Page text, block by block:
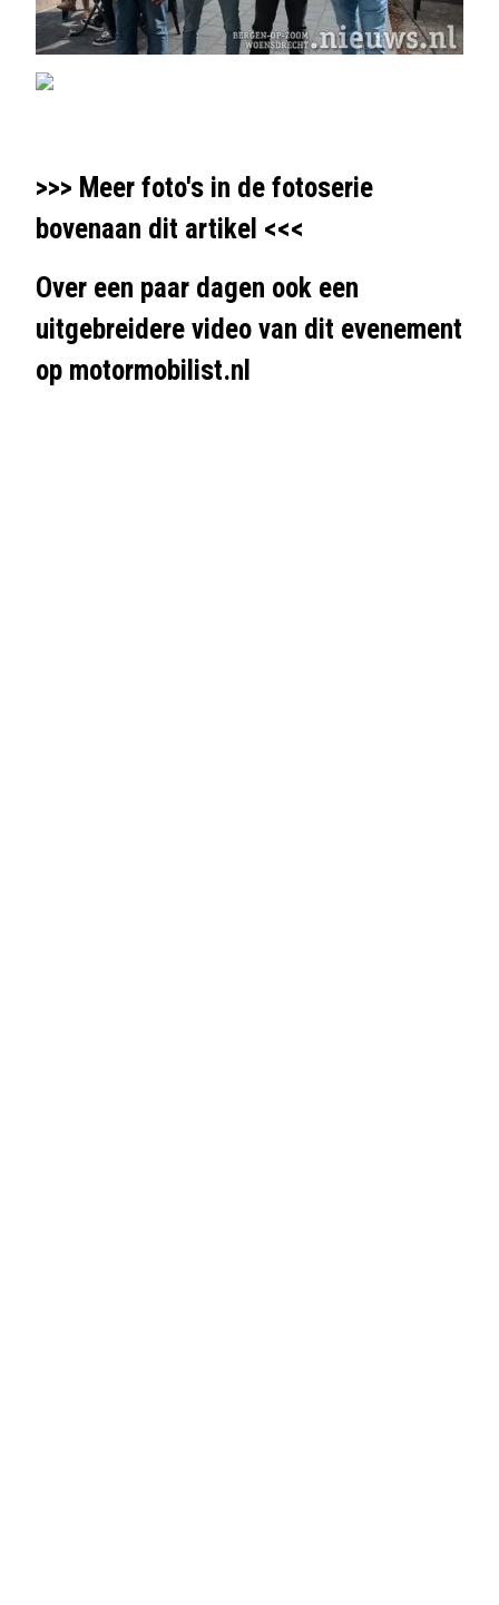
>>> Meer foto's in de fotoserie
bovenaan dit artikel <<<
Over een paar dagen ook een
uitgebreidere video van dit evenement
op motormobilist.nl